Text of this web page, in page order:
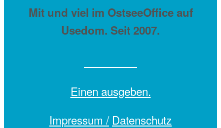
Mit und viel im OstseeOffice auf
Usedom. Seit 2007.
Einen ausgeben.
Impressum / Datenschutz